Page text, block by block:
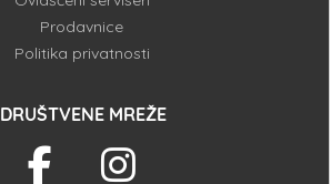
Prodavnice
Politika privatnosti
DRUŠTVENE MREŽE